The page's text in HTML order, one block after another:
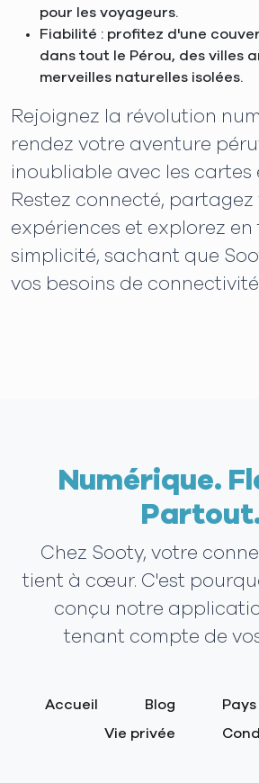
pour les voyageurs.
Fiabilité : profitez d'une
dans tout le Pérou, des villes
merveilles naturelles isolées.
Rejoignez la révolution
rendez votre aventure
inoubliable avec les cartes
Restez connecté, partagez
expériences et explorez en
simplicité, sachant que
vos besoins de
Numérique.
Chez Sooty, votre
tient à cœur. C'est
conçu notre
tenant compte de
Accueil Blog Pays
Vie privée